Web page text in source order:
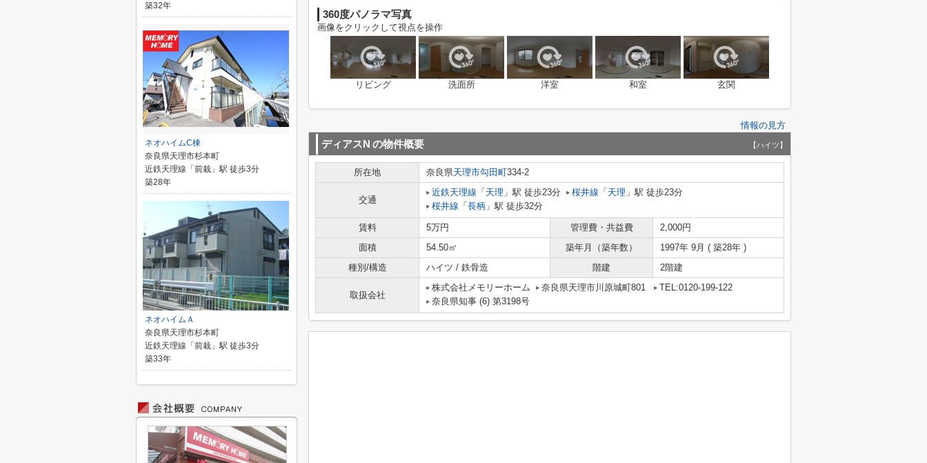
360度パノラマ写真
画像をクリックして視点を操作
リビング 洗面所 洋室 和室 玄関
情報の見方
ディアスN の物件概要 【ハイツ】
所在地 奈良県天理市勾田町334-2
交通
近鉄天理線 「 天理 」駅 徒歩23分 桜井線 「 天理 」駅 徒歩23分
桜井線 「 長柄 」駅 徒歩32分
賃料 5万円 管理費・共益費
2,000円
面積
54.50㎡ 築年月（築年数）
1997年 9月 ( 築28年 )
種別/構造
ハイツ / 鉄骨造 階建 2階建
取扱会社
株式会社メモリーホーム 奈良県天理市川原城町801
TEL:0120-199-122
奈良県知事 (6) 第3198号
築32年
ネオハイムC棟
奈良県天理市杉本町
近鉄天理線「前栽」駅 徒歩3分
築28年
ネオハイムＡ
奈良県天理市杉本町
近鉄天理線「前栽」駅 徒歩3分
築33年